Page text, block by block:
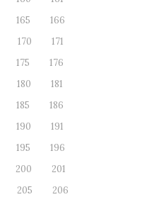
165
166
170
171
175
176
180
181
185
186
190
191
195
196
200
201
205
206